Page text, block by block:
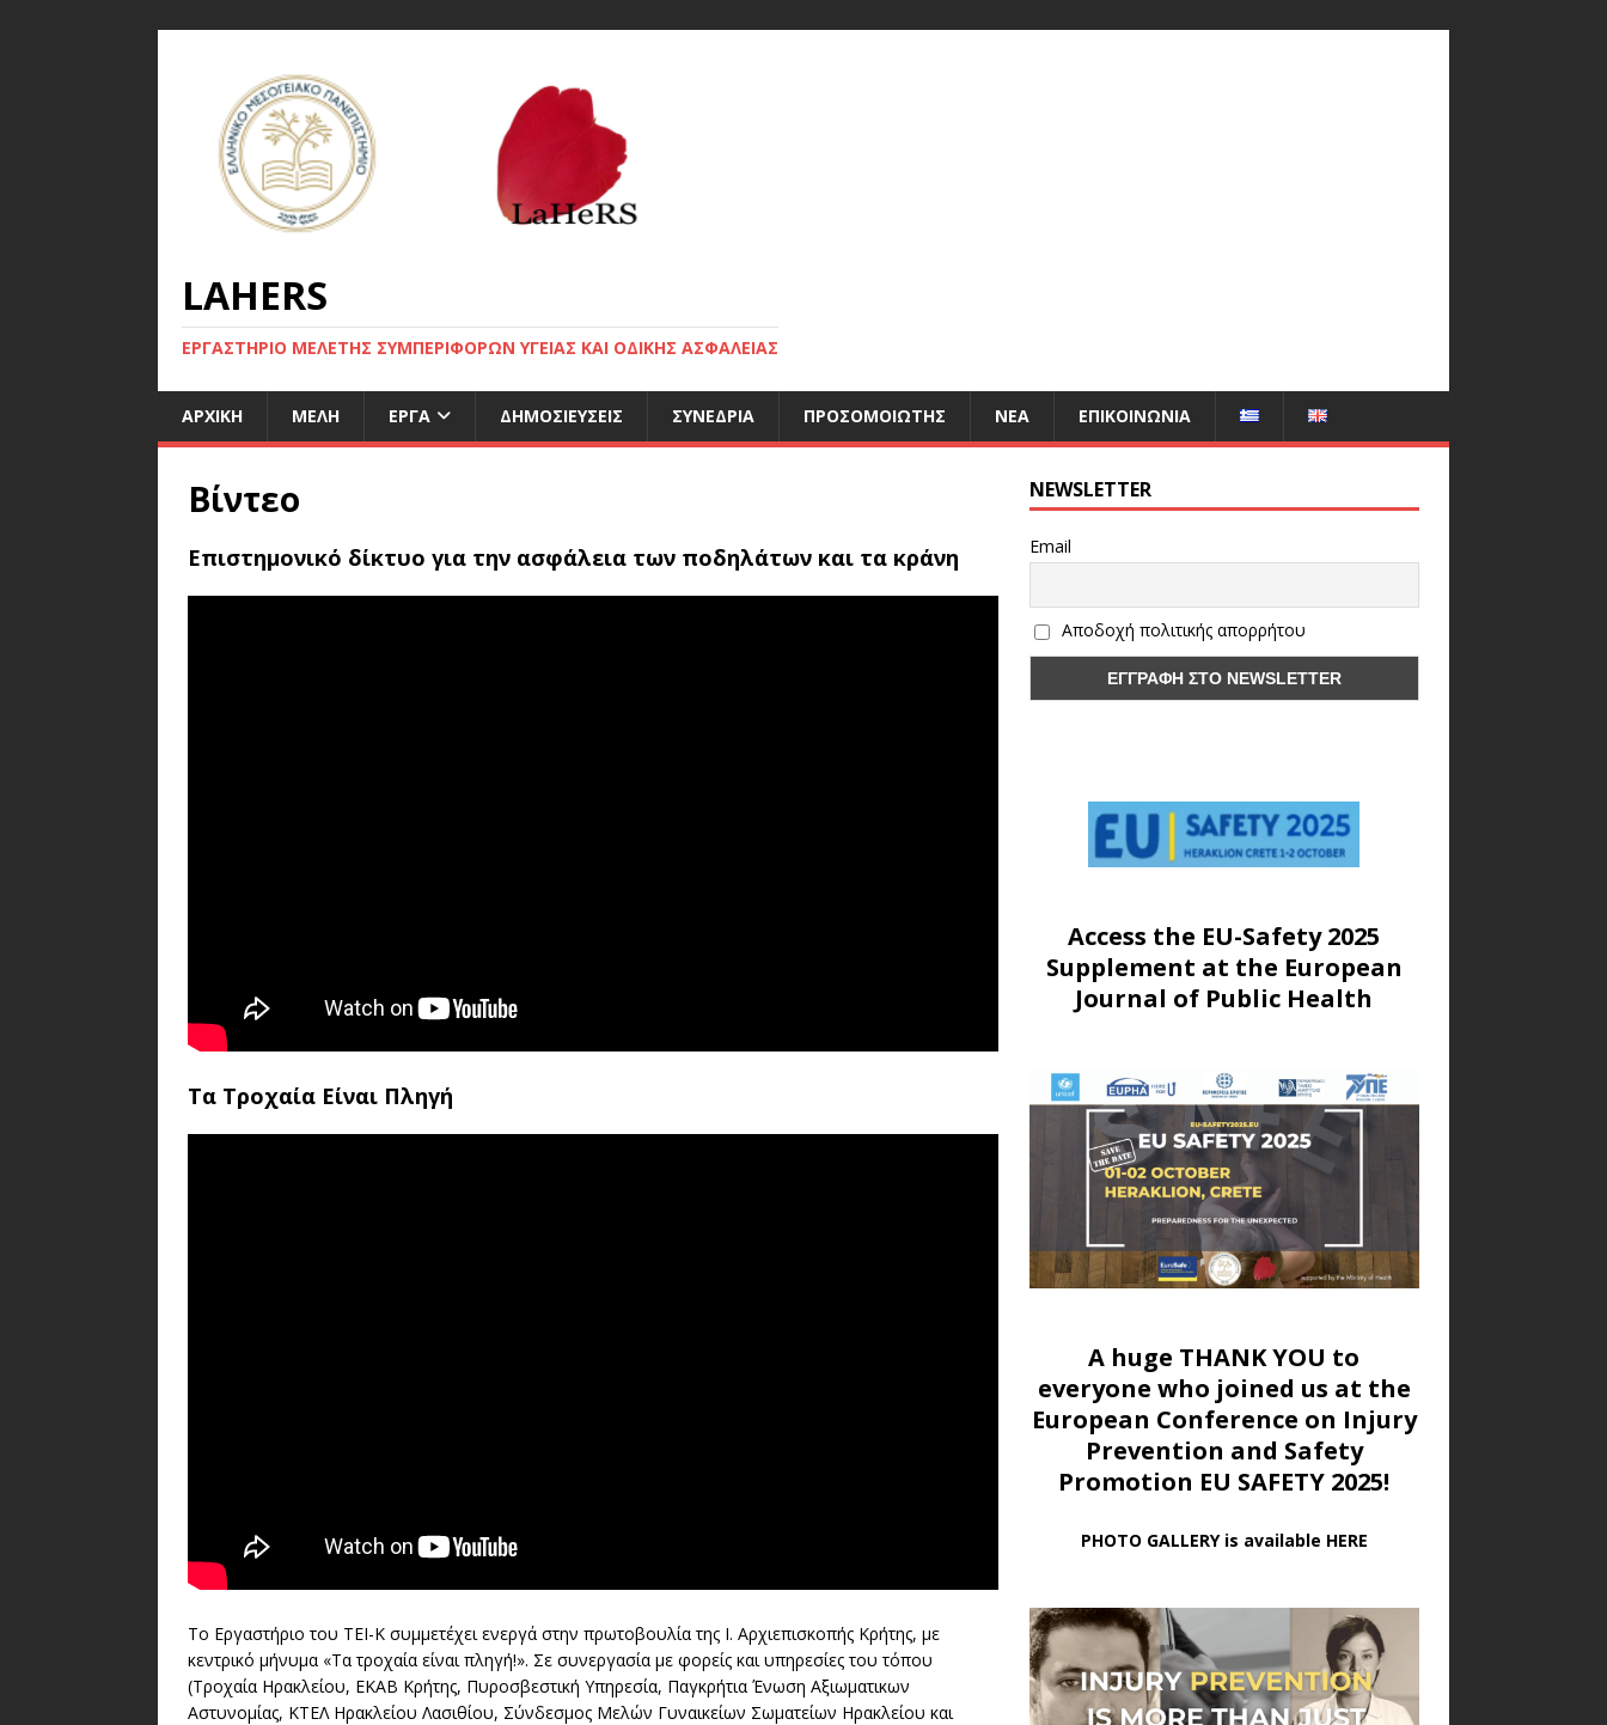
LAHERS
ΕΡΓΑΣΤΗΡΙΟ ΜΕΛΕΤΗΣ ΣΥΜΠΕΡΙΦΟΡΩΝ ΥΓΕΙΑΣ ΚΑΙ ΟΔΙΚΗΣ ΑΣΦΑΛΕΙΑΣ
ΑΡΧΙΚΉ ΜΈΛΗ ΈΡΓΑ ΔΗΜΟΣΙΕΎΣΕΙΣ ΣΥΝΈΔΡΙΑ ΠΡΟΣΟΜΟΙΩΤΉΣ ΝΈΑ ΕΠΙΚΟΙΝΩΝΊΑ
Βίντεο
Επιστημονικό δίκτυο για την ασφάλεια των ποδηλάτων και τα κράνη
Τα Τροχαία Είναι Πληγή
Το Εργαστήριο του ΤΕΙ-Κ συμμετέχει ενεργά στην πρωτοβουλία της Ι. Αρχιεπισκοπής Κρήτης, με
κεντρικό μήνυμα «Τα τροχαία είναι πληγή!». Σε συνεργασία με φορείς και υπηρεσίες του τόπου
(Τροχαία Ηρακλείου, ΕΚΑΒ Κρήτης, Πυροσβεστική Υπηρεσία, Παγκρήτια Ένωση Αξιωματικων
Αστυνομίας, ΚΤΕΛ Ηρακλείου Λασιθίου, Σύνδεσμος Μελών Γυναικείων Σωματείων Ηρακλείου και
NEWSLETTER
Email
Αποδοχή πολιτικής απορρήτου
Access the EU-Safety 2025
Supplement at the European
Journal of Public Health
A huge THANK YOU to
everyone who joined us at the
European Conference on Injury
Prevention and Safety
Promotion EU SAFETY 2025!
PHOTO GALLERY is available HERE